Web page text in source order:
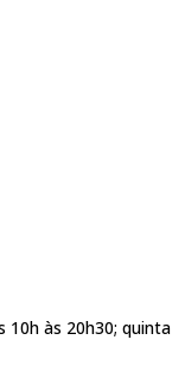
10h às 20h30; quinta